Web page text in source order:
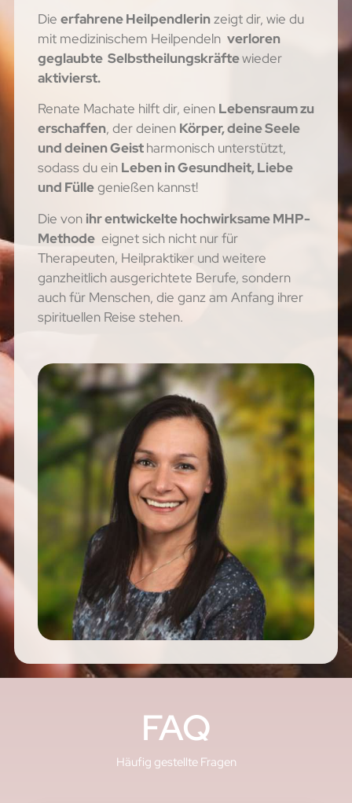
Die erfahrene Heilpendlerinzeigt dir, wie du
mit medizinischem Heilpendeln verloren
geglaubte Selbstheilungskräftewieder
aktivierst.
Renate Machate hilft dir, einen Lebensraum zu
erschaffen, der deinen Körper, deine Seele
und deinen Geistharmonisch unterstützt,
sodass du ein Leben in Gesundheit, Liebe
und Füllegenießen kannst!
Die von ihr entwickelte hochwirksame MHP-
Methodeeignet sich nicht nur für
Therapeuten, Heilpraktiker und weitere
ganzheitlich ausgerichtete Berufe, sondern
auch für Menschen, die ganz am Anfang ihrer
spirituellen Reise stehen.
FAQ
Häufig gestellte Fragen